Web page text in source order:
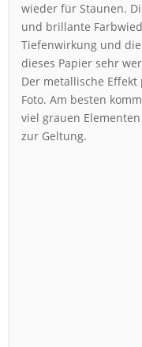
wieder für Staunen.
und brillante
Tiefenwirkung und
dieses Papier sehr
Der metallische
Foto. Am besten
viel grauen
zur Geltung.